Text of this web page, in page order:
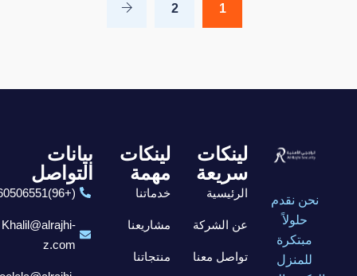
1
2
نحن نقدم
حلولاً
مبتكرة
للمنزل
لينكات
سريعة
الرئيسية
عن الشركة
تواصل معنا
لينكات
مهمة
خدماتنا
مشاريعنا
منتجاتنا
بيانات
التواصل
(+96)6560506551
Khalil@alrajhi-
z.com